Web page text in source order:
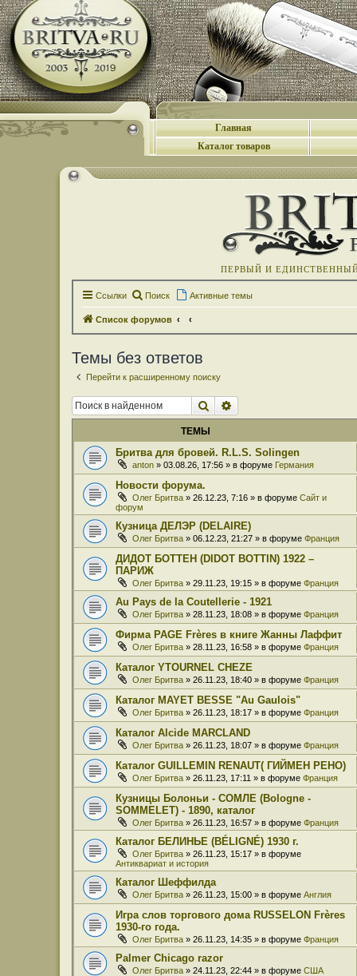
Главная
Каталог товаров
ПЕРВЫЙ И
Ссылки Поиск Активные темы
Список форумов
Темы без ответов
Перейти к расширенному поиску
Поиск
ТЕМЫ
Бритва для бровей. R.L.S. Solingen
anton » 03.08.26, 17:56 » в форуме Германия
Новости форума.
Олег Бритва » 26.12.23, 7:16 » в форуме Сайт и
форум
Кузница ДЕЛЭР (DELAIRE)
Олег Бритва » 06.12.23, 21:27 » в форуме Франция
ДИДОТ БОТТЕН (DIDOT BOTTIN) 1922 –
ПАРИЖ
Олег Бритва » 29.11.23, 19:15 » в форуме Франция
Au Pays de la Coutellerie - 1921
Олег Бритва » 28.11.23, 18:08 » в форуме Франция
Фирма PAGE Frères в книге Жанны Лаффит
Олег Бритва » 28.11.23, 16:58 » в форуме Франция
Каталог YTOURNEL CHEZE
Олег Бритва » 26.11.23, 18:40 » в форуме Франция
Каталог MAYET BESSE "Au Gaulois"
Олег Бритва » 26.11.23, 18:17 » в форуме Франция
Каталог Alcide MARCLAND
Олег Бритва » 26.11.23, 18:07 » в форуме Франция
Каталог GUILLEMIN RENAUT( ГИЙМЕН РЕНО)
Олег Бритва » 26.11.23, 17:11 » в форуме Франция
Кузницы Болоньи - СОМЛЕ (Bologne -
SOMMELET) - 1890, каталог
Олег Бритва » 26.11.23, 16:57 » в форуме Франция
Каталог БЕЛИНЬЕ (BÉLIGNÉ) 1930 г.
Олег Бритва » 26.11.23, 15:17 » в форуме
Антиквариат и история
Каталог Шеффилда
Олег Бритва » 26.11.23, 15:00 » в форуме Англия
Игра слов торгового дома RUSSELON Frères
1930-го года.
Олег Бритва » 26.11.23, 14:35 » в форуме Франция
Palmer Chicago razor
Олег Бритва » 24.11.23, 22:44 » в форуме США